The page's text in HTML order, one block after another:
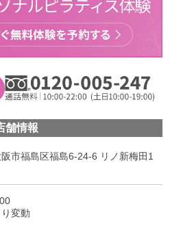
舗情報
市福島区福島6-24-6 リノ新梅田1
変動